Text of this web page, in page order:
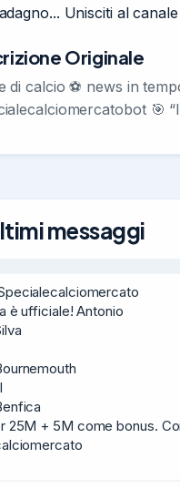
Unisciti al
Originale
di calcio ⚽️ news in
🎯
messaggi
è ufficiale! Antonio
25M + 5M come bonus.